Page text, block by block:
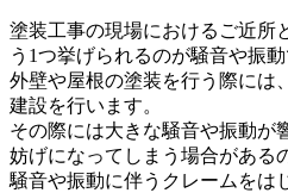
塗装工事の現場におけるご近所
う1つ挙げられるのが騒音や振動
外壁や屋根の塗装を行う際には
建設を行います。
その際には大きな騒音や振動が
妨げになってしまう場合がある
騒音や振動に伴うクレームをは